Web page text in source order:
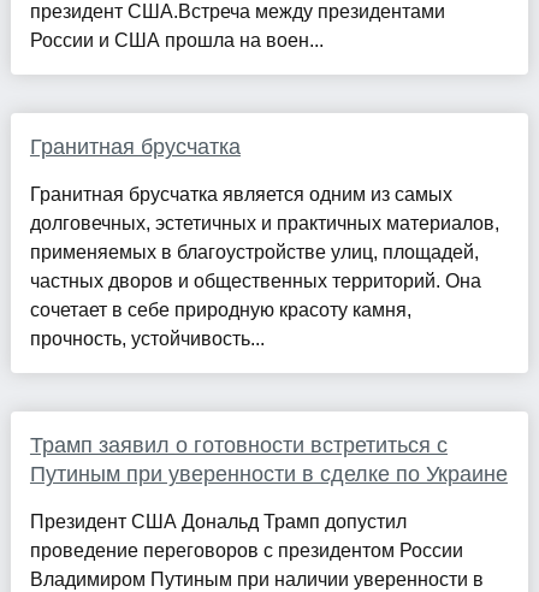
президент США.Встреча между президентами
России и США прошла на воен...
Гранитная брусчатка
Гранитная брусчатка является одним из самых
долговечных, эстетичных и практичных материалов,
применяемых в благоустройстве улиц, площадей,
частных дворов и общественных территорий. Она
сочетает в себе природную красоту камня,
прочность, устойчивость...
Трамп заявил о готовности встретиться с
Путиным при уверенности в сделке по Украине
Президент США Дональд Трамп допустил
проведение переговоров с президентом России
Владимиром Путиным при наличии уверенности в